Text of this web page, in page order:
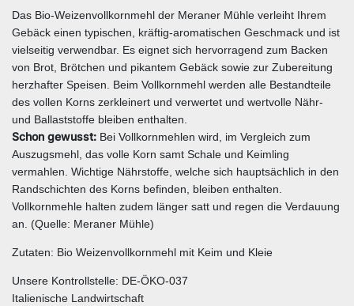
Das Bio-Weizenvollkornmehl der Meraner Mühle verleiht Ihrem
Gebäck einen typischen, kräftig-aromatischen Geschmack und ist
vielseitig verwendbar. Es eignet sich hervorragend zum Backen
von Brot, Brötchen und pikantem Gebäck sowie zur Zubereitung
herzhafter Speisen. Beim Vollkornmehl werden alle Bestandteile
des vollen Korns zerkleinert und verwertet und wertvolle Nähr-
und Ballaststoffe bleiben enthalten.
Schon gewusst: Bei Vollkornmehlen wird, im Vergleich zum
Auszugsmehl, das volle Korn samt Schale und Keimling
vermahlen. Wichtige Nährstoffe, welche sich hauptsächlich in den
Randschichten des Korns befinden, bleiben enthalten.
Vollkornmehle halten zudem länger satt und regen die Verdauung
an. (Quelle: Meraner Mühle)
Zutaten: Bio Weizenvollkornmehl mit Keim und Kleie
Unsere Kontrollstelle: DE-ÖKO-037
Italienische Landwirtschaft